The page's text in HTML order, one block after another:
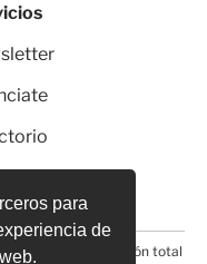
para
de
la reproducción total